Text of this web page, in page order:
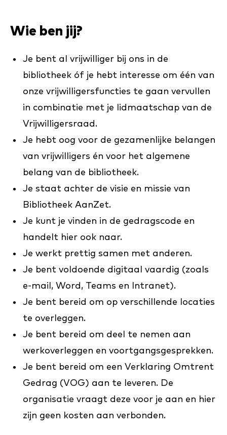
Wie ben jij?
Je bent al vrijwilliger bij ons in de
bibliotheek óf je hebt interesse om één van
onze vrijwilligersfuncties te gaan vervullen
in combinatie met je lidmaatschap van de
Vrijwilligersraad.
Je hebt oog voor de gezamenlijke belangen
van vrijwilligers én voor het algemene
belang van de bibliotheek.
Je staat achter de visie en missie van
Bibliotheek AanZet.
Je kunt je vinden in de gedragscode en
handelt hier ook naar.
Je werkt prettig samen met anderen.
Je bent voldoende digitaal vaardig (zoals
e-mail, Word, Teams en Intranet).
Je bent bereid om op verschillende locaties
te overleggen.
Je bent bereid om deel te nemen aan
werkoverleggen en voortgangsgesprekken.
Je bent bereid om een Verklaring Omtrent
Gedrag (VOG) aan te leveren. De
organisatie vraagt deze voor je aan en hier
zijn geen kosten aan verbonden.